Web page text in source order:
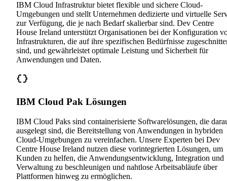
IBM Cloud Infrastruktur bietet flexible und sichere Cloud-
Umgebungen und stellt Unternehmen dedizierte und virtuelle
zur Verfügung, die je nach Bedarf skalierbar sind. Dev Centre
House Ireland unterstützt Organisationen bei der Konfiguration
Infrastrukturen, die auf ihre spezifischen Bedürfnisse
sind, und gewährleistet optimale Leistung und Sicherheit für
Anwendungen und Daten.
IBM Cloud Pak Lösungen
IBM Cloud Paks sind containerisierte Softwarelösungen, die
ausgelegt sind, die Bereitstellung von Anwendungen in hybriden
Cloud-Umgebungen zu vereinfachen. Unsere Experten bei Dev
Centre House Ireland nutzen diese vorintegrierten Lösungen, um
Kunden zu helfen, die Anwendungsentwicklung, Integration und
Verwaltung zu beschleunigen und nahtlose Arbeitsabläufe über
Plattformen hinweg zu ermöglichen.